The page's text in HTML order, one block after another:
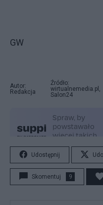
GW
Autor:
Redakcja
Źródło:
wirtualnemedia.pl,
Salon24
Udostępnij
Skomentuj 9